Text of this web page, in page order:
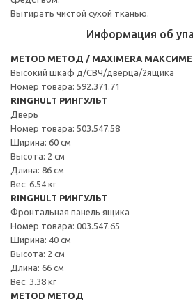
Вытирать чистой сухой тканью.
Информация об
METOD МЕТОД / MAXIMERA
Высокий шкаф д/СВЧ/дверца/2ящика
Номер товара: 592.371.71
RINGHULT РИНГУЛЬТ
Дверь
Номер товара: 503.547.58
Ширина: 60 см
Высота: 2 см
Длина: 86 см
Вес: 6.54 кг
RINGHULT РИНГУЛЬТ
Фронтальная панель ящика
Номер товара: 003.547.65
Ширина: 40 см
Высота: 2 см
Длина: 66 см
Вес: 3.38 кг
METOD МЕТОД